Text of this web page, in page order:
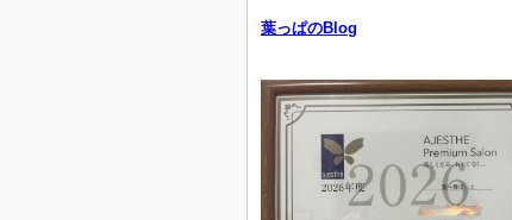
葉っぱのBlog